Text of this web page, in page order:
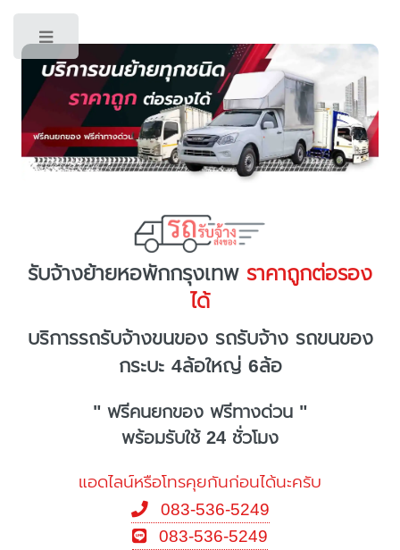
รับจ้างย้ายหอพักกรุงเทพ ราคาถูกต่อรอง
ได้
บริการรถรับจ้างขนของ รถรับจ้าง รถขนของ
กระบะ 4ล้อใหญ่ 6ล้อ
" ฟรีคนยกของ ฟรีทางด่วน "
พร้อมรับใช้ 24 ชั่วโมง
แอดไลน์หรือโทรคุยกันก่อนได้นะครับ
083-536-5249
083-536-5249
Toggle